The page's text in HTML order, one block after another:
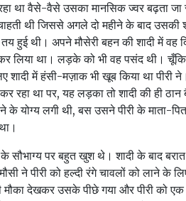
था वैसे-वैसे उसका मानसिक ज्वर बढ़ता जा
थी जिससे अगले दो महीने के बाद उसकी
तय हुई थी। अपने मौसेरी बहन की शादी में
लिया था। लड़के को भी वह पसंद थी।
शादी में हंसी-मज़ाक भी खूब किया था पीरी
रहा था पर, यह लड़का तो शादी की ही
के योग्य लगी थी, बस उसने पीरी के माता-
के सौभाग्य पर बहुत खुश थे। शादी के बाद
ने पीरी को हल्दी रंगे चावलों को लाने के
देखकर उसके पीछे गया और पीरी को एक